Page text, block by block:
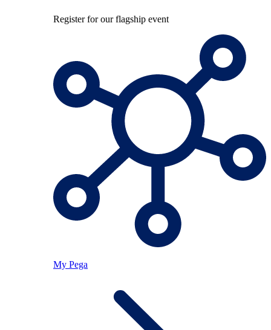
Register for our flagship event
My Pega